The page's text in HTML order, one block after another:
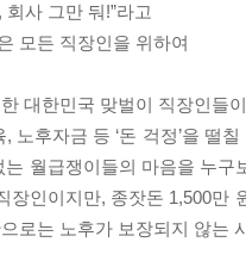
사 그만 둬!”라고
모든 직장인을 위하여
대한민국 맞벌이 직장인들
노후자금 등 ‘돈 걱정’을 떨
월급쟁이들의 마음을 누구
장인이지만, 종잣돈 1,500만
로는 노후가 보장되지 않는